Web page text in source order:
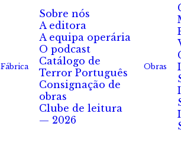
Fábrica
Sobre nós
A editora
A equipa operária
O podcast
Catálogo de
Terror Português
Consignação de
obras
Clube de leitura
— 2026
Obras